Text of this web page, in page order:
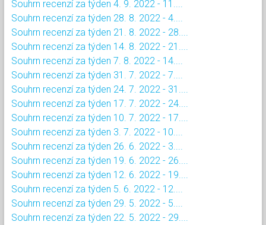
Souhrn recenzí za týden 4. 9. 2022 - 11....
Souhrn recenzí za týden 28. 8. 2022 - 4....
Souhrn recenzí za týden 21. 8. 2022 - 28....
Souhrn recenzí za týden 14. 8. 2022 - 21....
Souhrn recenzí za týden 7. 8. 2022 - 14....
Souhrn recenzí za týden 31. 7. 2022 - 7....
Souhrn recenzí za týden 24. 7. 2022 - 31....
Souhrn recenzí za týden 17. 7. 2022 - 24....
Souhrn recenzí za týden 10. 7. 2022 - 17....
Souhrn recenzí za týden 3. 7. 2022 - 10....
Souhrn recenzí za týden 26. 6. 2022 - 3....
Souhrn recenzí za týden 19. 6. 2022 - 26....
Souhrn recenzí za týden 12. 6. 2022 - 19....
Souhrn recenzí za týden 5. 6. 2022 - 12....
Souhrn recenzí za týden 29. 5. 2022 - 5....
Souhrn recenzí za týden 22. 5. 2022 - 29....